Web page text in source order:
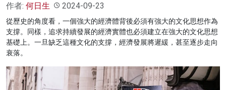
作者: 何日生 2024-09-23
從歷史的角度看，一個強大的經濟體背後必須有強大的文化思想作為
支撐。同樣，追求持續發展的經濟實體也必須建立在強大的文化思想
基礎上。一旦缺乏這種文化的支撐，經濟發展將遲緩，甚至逐步走向
衰落。